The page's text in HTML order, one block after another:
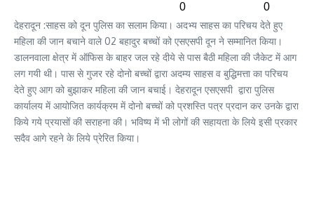
0
0
देहरादून :साहस को दून पुलिस का सलाम किया। अदभ्य साहस का परिचय देते हुए
महिला की जान बचाने वाले 02 बहादुर बच्चों को एसएसपी दून ने सम्मानित किया।
डालनवाला क्षेत्र में ऑफिस के बाहर जल रहे दीये से पास बैठी महिला की जैकेट में आग
लग गयी थी। पास से गुजर रहे दोनो बच्चों द्वारा अदम्य साहस व बुद्धिमत्ता का परिचय
देते हुए आग को बुझाकर महिला की जान बचाई। देहरादून एसएसपी द्वारा पुलिस
कार्यालय में आयोजित कार्यक्रम में दोनो बच्चों को प्रशस्ति पत्र प्रदान कर उनके द्वारा
किये गये प्रयासों की सराहना की। भविष्य में भी लोगों की सहायता के लिये इसी प्रकार
सदैव आगे रहने के लिये प्रेरित किया।